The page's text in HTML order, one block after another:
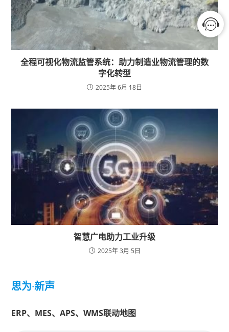
全程可视化物流监管系统：助力制造业物流管理的数
字化转型
2025年 6月 18日
智慧广电助力工业升级
2025年 3月 5日
思为·新声
ERP、MES、APS、WMS联动地图